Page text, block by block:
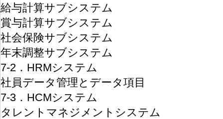
給与計算サブシステム
賞与計算サブシステム
社会保険サブシステム
年末調整サブシステム
7-2．HRMシステム
社員データ管理とデータ項目
7-3．HCMシステム
タレントマネジメントシステム